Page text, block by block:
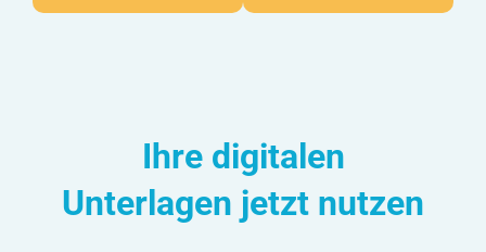
Ihre digitalen
Unterlagen jetzt nutzen